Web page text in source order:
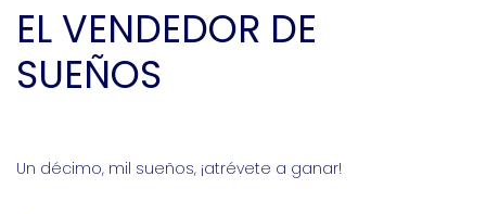
EL VENDEDOR DE
SUEÑOS
Un décimo, mil sueños, ¡atrévete a ganar!